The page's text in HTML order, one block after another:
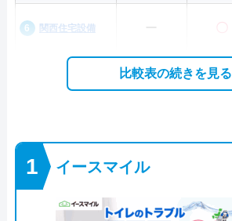
関西住宅設備 ー 〇
比較表の続きを見る
イースマイル